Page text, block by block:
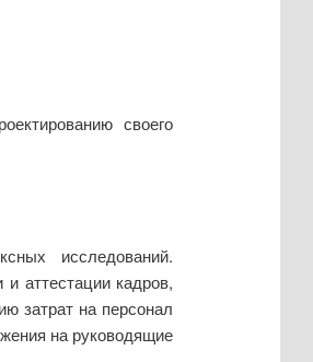
своего
исследований.
аттестации кадров,
затрат на персонал
на руководящие